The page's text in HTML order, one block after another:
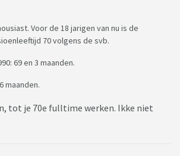
Voor de 18 jarigen van nu is de
70 volgens de svb.
69 en 3 maanden.
maanden.
tot je 70e fulltime werken. Ikke niet